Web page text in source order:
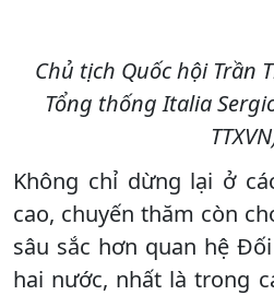
Chủ tịch Quốc hội Trần
Tổng thống Italia
Không chỉ dừng lại ở
cao, chuyến thăm còn
sâu sắc hơn quan hệ
hai nước, nhất là trong